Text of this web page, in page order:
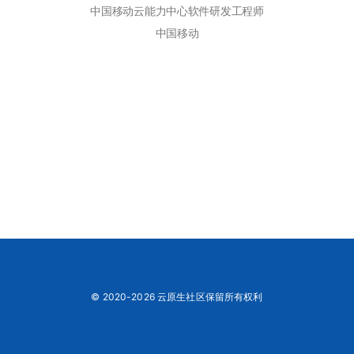
中国移动云能力中心软件研发工程师
中国移动
© 2020-2026 云原生社区保留所有权利